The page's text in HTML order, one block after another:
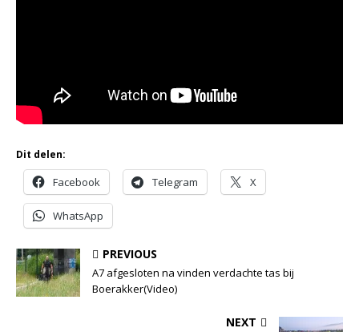
Dit delen:
Facebook Telegram X
WhatsApp
PREVIOUS
A7 afgesloten na vinden verdachte tas bij
Boerakker(Video)
NEXT